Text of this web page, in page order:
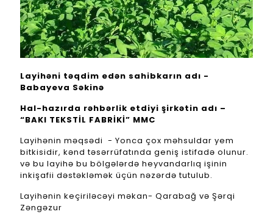
Layihəni təqdim edən sahibkarın adı -
Babayeva Səkinə
Hal-hazırda rəhbərlik etdiyi şirkətin adı –
“BAKI TEKSTİL FABRİKİ” MMC
Layihənin məqsədi - Yonca çox məhsuldar yem
bitkisidir, kənd təsərrüfatında geniş istifadə olunur.
və bu layihə bu bölgələrdə heyvandarlıq işinin
inkişafii dəstəkləmək üçün nəzərdə tutulub.
Layihənin keçiriləcəyi məkan- Qarabağ və Şərqi
Zəngəzur